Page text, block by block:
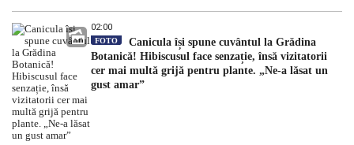
02:00
FOTO
Canicula își spune cuvântul la Grădina
Botanică! Hibiscusul face senzație, însă vizitatorii
cer mai multă grijă pentru plante. „Ne-a lăsat un
gust amar”